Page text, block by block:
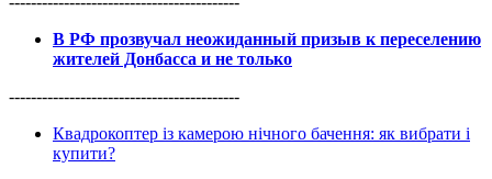
В РФ прозвучал неожиданный призыв к переселению
жителей Донбасса и не только
------------------------------------------
Квадрокоптер із камерою нічного бачення: як вибрати і
купити?